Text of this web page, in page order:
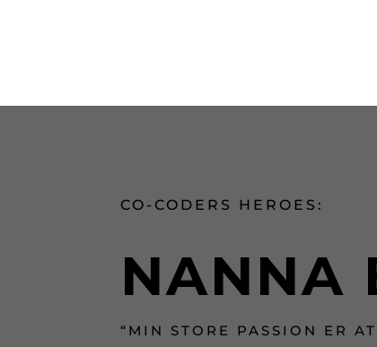
CO-CODERS HEROES:
NANNA
“MIN STORE PASSION ER